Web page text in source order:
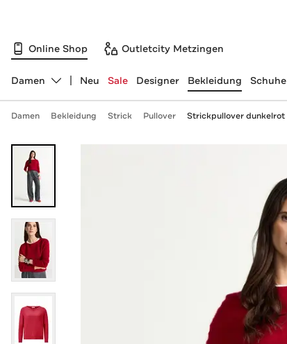
Online Shop Outletcity Metzingen
Abteilung ändern, ausgewählt:
Damen Neu Sale Designer Bekleidung Schuhe
Damen Bekleidung Strick Pullover Strickpullover dunkelrot